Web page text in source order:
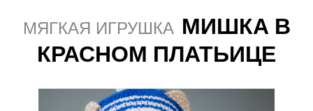
МЯГКАЯ ИГРУШКА МИШКА В
КРАСНОМ ПЛАТЬИЦЕ